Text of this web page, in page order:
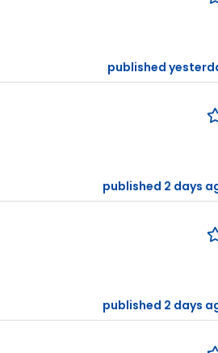
published
published 2 days
published 2 days